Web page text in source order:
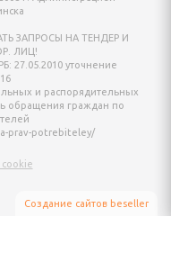
ЗАПРОСЫ НА ТЕНДЕР И
ЛИЦ!
27.05.2010 уточнение
и распорядительных
обращения граждан по
prav-potrebiteley/
cookie
Создание сайтов beseller